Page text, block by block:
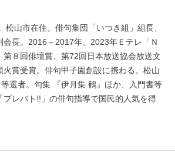
松山市在住。俳句集団「いつき組」組長、
会長。2016～2017年、2023年Ｅテレ「Ｎ
第８回俳壇賞、第72回日本放送協会放送文
賞受賞。俳句甲子園創設に携わる。松山
選者。句集 『伊月集 鶴』ほか、入門書等
プレバト!!」の俳句指導で国民的人気を得